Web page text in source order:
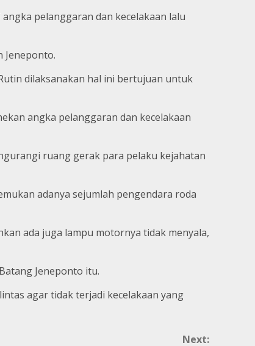
pelanggaran dan kecelakaan lalu
Jeneponto.
dilaksanakan hal ini bertujuan untuk
angka pelanggaran dan kecelakaan
ruang gerak para pelaku kejahatan
adanya sejumlah pengendara roda
ada juga lampu motornya tidak menyala,
Jeneponto itu.
agar tidak terjadi kecelakaan yang
Next: